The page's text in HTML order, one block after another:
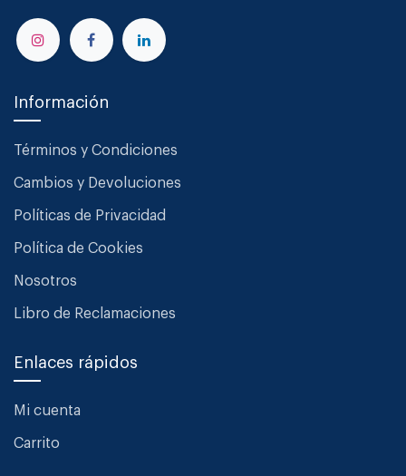
Información
Términos y Condiciones
Cambios y Devoluciones
Políticas de Privacidad
Política de Cookies
Nosotros
Libro de Reclamaciones
Enlaces rápidos
Mi cuenta
Carrito